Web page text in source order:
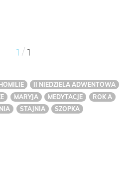
1 / 1
HOMILIE
II NIEDZIELA ADWENTOWA
MARYJA MEDYTACJE
ROK A
STAJNIA SZOPKA